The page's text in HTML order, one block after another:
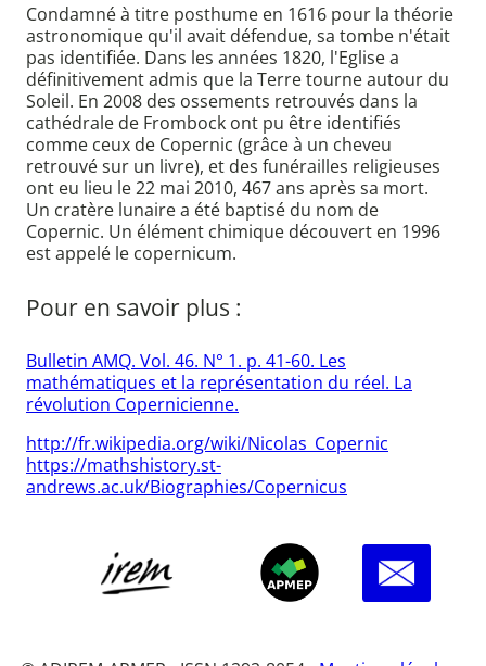
Condamné à titre posthume en 1616 pour la théorie
astronomique qu'il avait défendue, sa tombe n'était
pas identifiée. Dans les années 1820, l'Eglise a
définitivement admis que la Terre tourne autour du
Soleil. En 2008 des ossements retrouvés dans la
cathédrale de Frombock ont pu être identifiés
comme ceux de Copernic (grâce à un cheveu
retrouvé sur un livre), et des funérailles religieuses
ont eu lieu le 22 mai 2010, 467 ans après sa mort.
Un cratère lunaire a été baptisé du nom de
Copernic. Un élément chimique découvert en 1996
est appelé le copernicum.
Pour en savoir plus :
Bulletin AMQ. Vol. 46. N° 1. p. 41-60. Les
mathématiques et la représentation du réel. La
révolution Copernicienne.
http://fr.wikipedia.org/wiki/Nicolas_Copernic
https://mathshistory.st-
andrews.ac.uk/Biographies/Copernicus